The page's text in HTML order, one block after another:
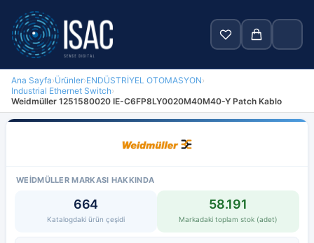
Ana Sayfa›Ürünler›ENDÜSTRİYEL OTOMASYON›
Industrial Ethernet Switch›
Weidmüller 1251580020 IE-C6FP8LY0020M40M40-Y Patch Kablo
WEIDMÜLLER MARKASI HAKKINDA
664
Katalogdaki ürün çeşidi
58.191
Markadaki toplam stok (adet)